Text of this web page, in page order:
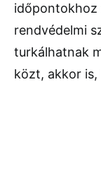
időpontokhoz
rendvédelmi
turkálhatnak
közt, akkor is,